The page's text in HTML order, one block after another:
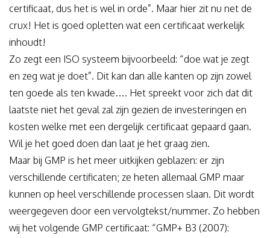
certificaat, dus het is wel in orde”. Maar hier zit nu net de
crux! Het is goed opletten wat een certificaat werkelijk
inhoudt!
Zo zegt een ISO systeem bijvoorbeeld: “doe wat je zegt
en zeg wat je doet”. Dit kan dan alle kanten op zijn zowel
ten goede als ten kwade…. Het spreekt voor zich dat dit
laatste niet het geval zal zijn gezien de investeringen en
kosten welke met een dergelijk certificaat gepaard gaan.
Wil je het goed doen dan laat je het graag zien.
Maar bij GMP is het meer uitkijken geblazen: er zijn
verschillende certificaten; ze heten allemaal GMP maar
kunnen op heel verschillende processen slaan. Dit wordt
weergegeven door een vervolgtekst/nummer. Zo hebben
wij het volgende GMP certificaat: “GMP+ B3 (2007):